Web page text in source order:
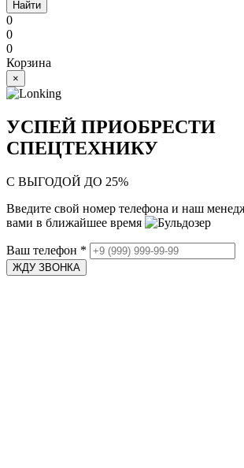
Найти
0
0
0
Корзина
×
УСПЕЙ ПРИОБРЕСТИ
СПЕЦТЕХНИКУ
С ВЫГОДОЙ ДО 25%
Введите свой номер телефона и наш
вами в ближайшее время
Ваш телефон *